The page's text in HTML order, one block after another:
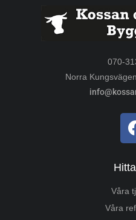
070-
Norra
Våra
Våra